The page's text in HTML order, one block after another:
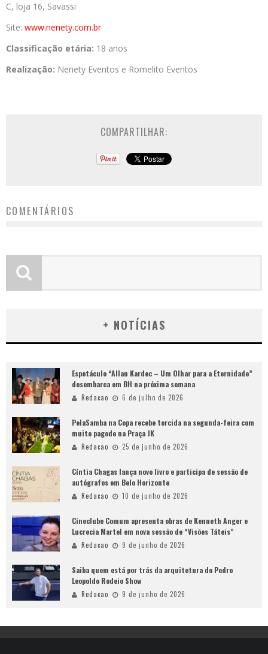
C, loja 16, Savassi
Site: www.nenety.com.br
Classificação etária: 18 anos
Realização: Nenety Eventos e Romelito Eventos
COMPARTILHAR:
COMENTÁRIOS
+ NOTÍCIAS
Espetáculo “Allan Kardec – Um Olhar para a Eternidade”
desembarca em BH na próxima semana
Redacao 6 de julho de 2026
PelaSamba na Copa recebe torcida na segunda-feira com
muito pagode na Praça JK
Redacao 25 de junho de 2026
Cíntia Chagas lança novo livro e participa de sessão de
autógrafos em Belo Horizonte
Redacao 10 de junho de 2026
Cineclube Comum apresenta obras de Kenneth Anger e
Lucrecia Martel em nova sessão de “Visões Táteis”
Redacao 9 de junho de 2026
Saiba quem está por trás da arquitetura do Pedro
Leopoldo Rodeio Show
Redacao 9 de junho de 2026